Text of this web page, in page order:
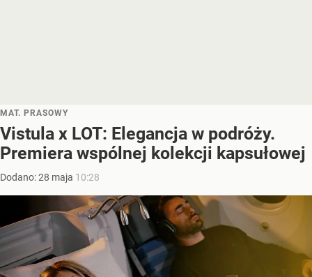
MAT. PRASOWY
Vistula x LOT: Elegancja w podróży.
Premiera wspólnej kolekcji kapsułowej
Dodano:28 maja 10:28